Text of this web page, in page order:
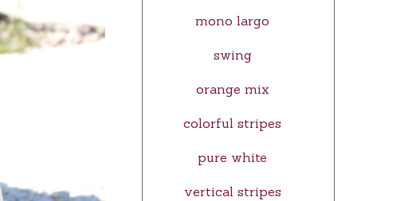
mono largo
swing
orange mix
colorful stripes
pure white
vertical stripes